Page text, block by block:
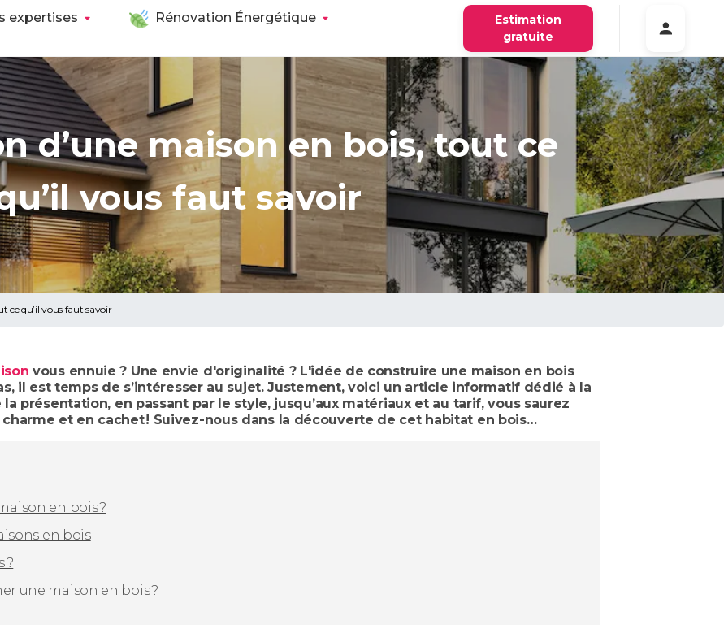
expertises
Rénovation Énergétique
Estimation
gratuite
d’une maison en bois, tout ce
vous faut savoir
ce qu’il vous faut savoir
vous ennuie ? Une envie d'originalité ? L'idée de construire une maison en bois
il est temps de s’intéresser au sujet. Justement, voici un article informatif dédié à la
présentation, en passant par le style, jusqu’aux matériaux et au tarif, vous saurez
et en cachet ! Suivez-nous dans la découverte de cet habitat en bois…
en bois ?
en bois
?
une maison en bois ?